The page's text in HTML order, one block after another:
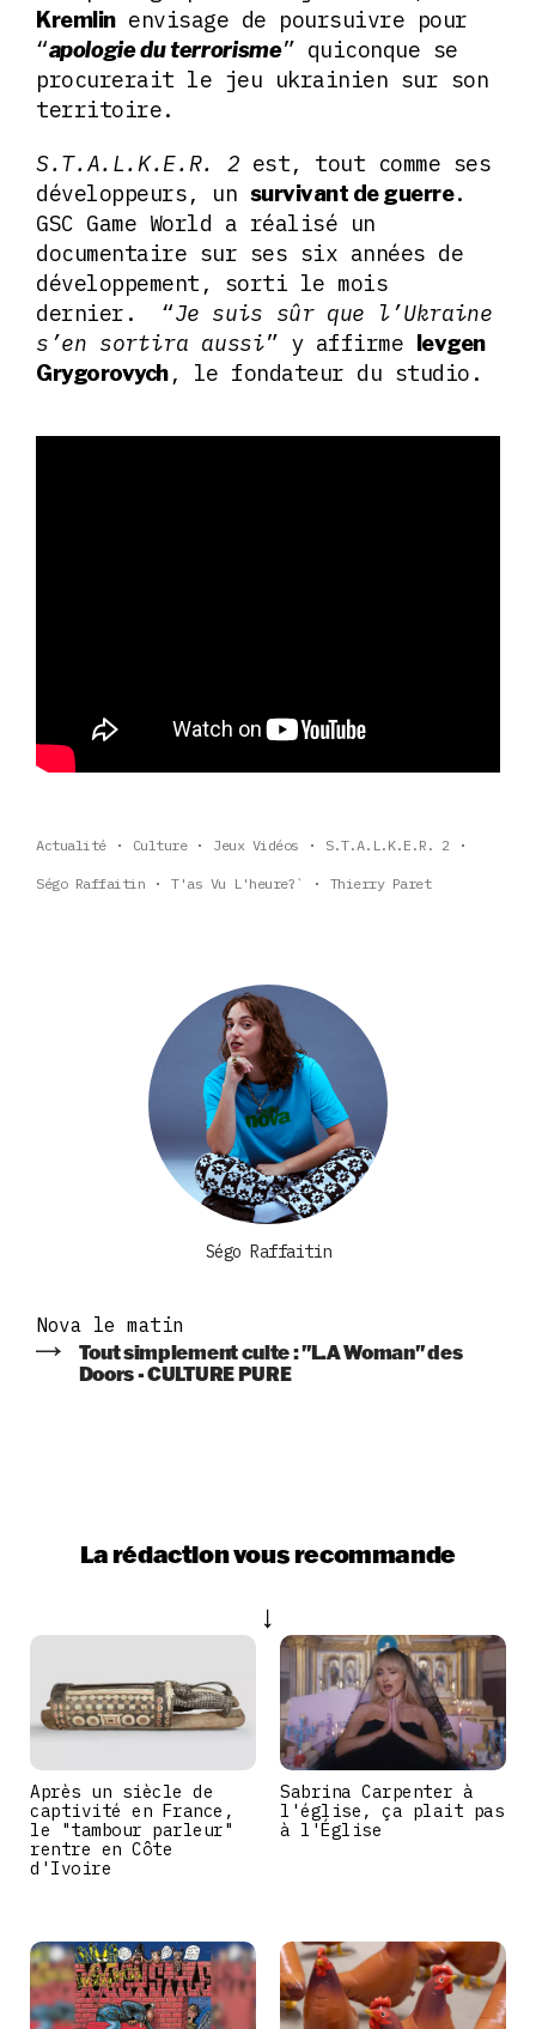
Kremlinenvisage de poursuivre pour
“apologie du terrorisme” quiconque se
procurerait le jeu ukrainien sur son
territoire.
S.T.A.L.K.E.R. 2 est, tout comme ses
développeurs, un survivant de guerre.
GSC Game World a réalisé un
documentaire sur ses six années de
développement, sorti le mois
dernier. “Je suis sûr que l’Ukraine
s’en sortira aussi” y affirme Ievgen
Grygorovych, le fondateur du studio.
Actualité Culture Jeux Vidéos S.T.A.L.K.E.R. 2
Ségo Raffaitin T'as Vu L'heure?` Thierry Paret
Ségo Raffaitin
Nova le matin
Tout simplement culte : "L.A Woman" des
Doors - CULTURE PURE
La rédaction vous recommande
Après un siècle de
captivité en France,
le "tambour parleur"
rentre en Côte
d'Ivoire
Sabrina Carpenter à
l'église, ça plait pas
à l'Église